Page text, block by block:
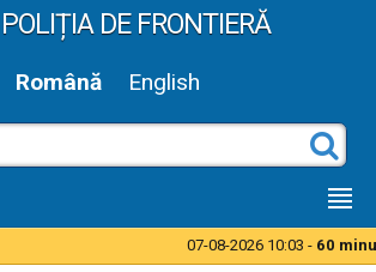
POLIȚIA DE FRONTIERĂ
Română English
07-08-2026 10:03 - 60